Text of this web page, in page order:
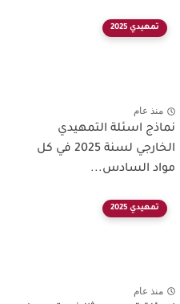
تمهيدي 2025
منذ عام
نماذج اسئلة التمهيدي
الخارجي لسنة 2025 في كل
مواد السادس...
تمهيدي 2025
منذ عام